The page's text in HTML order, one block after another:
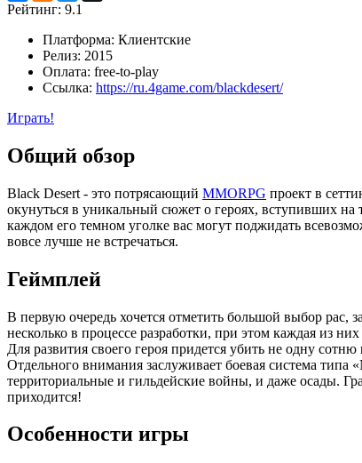
Рейтинг: 9.1
Платформа: Клиентские
Релиз: 2015
Оплата: free-to-play
Ссылка: https://ru.4game.com/blackdesert/
Играть!
Общий обзор
Black Desert - это потрясающий MMORPG проект в
окунуться в уникальный сюжет о героях, вступивших
каждом его темном уголке вас могут поджидать
вовсе лучше не встречаться.
Геймплей
В первую очередь хочется отметить большой выбор рас,
несколько в процессе разработки, при этом каждая из
Для развития своего героя придется убить не одну
Отдельного внимания заслуживает боевая система типа
территориальные и гильдейские войны, и даже осады.
приходится!
Особенности игры